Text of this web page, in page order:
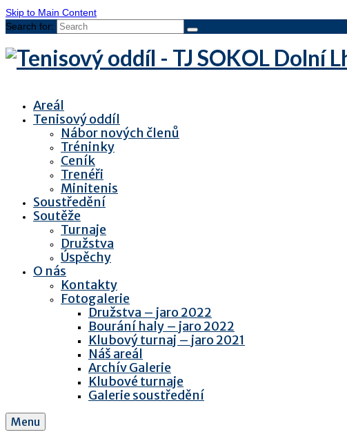
Skip to Main Content
Search for:
Areál
Tenisový oddíl
Nábor nových členů
Tréninky
Ceník
Trenéři
Minitenis
Soustředění
Soutěže
Turnaje
Družstva
Úspěchy
O nás
Kontakty
Fotogalerie
Družstva – jaro 2022
Bourání haly – jaro 2022
Klubový turnaj – jaro 2021
Náš areál
Archív Galerie
Klubové turnaje
Galerie soustředění
Menu